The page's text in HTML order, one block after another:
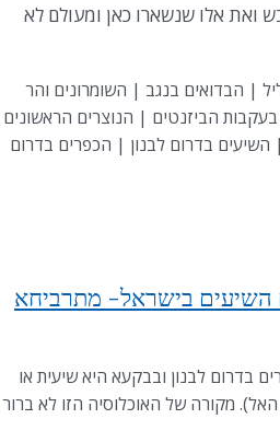
אלו שנשארו כאן ומעולם לא
| הבדואים בנגב | השומרונים והר
הביזנטים | הנוצרים הראשונים
| השיעים בדרום לבנון | הכפרים בדרום
בישראל- מתרביחא
בדרום לבנון ובבקעא היא שיעית או
מקורה של האוכלוסיה הזו לא ברור